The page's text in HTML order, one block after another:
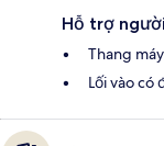
Hỗ trợ
Thang máy
Lối vào có